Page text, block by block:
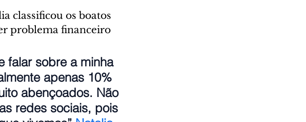
classificou os boatos
problema financeiro
falar sobre a minha
apenas 10%
abençoados. Não
redes sociais, pois